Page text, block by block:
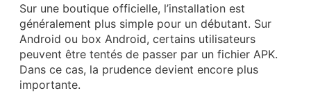
Sur une boutique officielle, l’installation est
généralement plus simple pour un débutant. Sur
Android ou box Android, certains utilisateurs
peuvent être tentés de passer par un fichier APK.
Dans ce cas, la prudence devient encore plus
importante.